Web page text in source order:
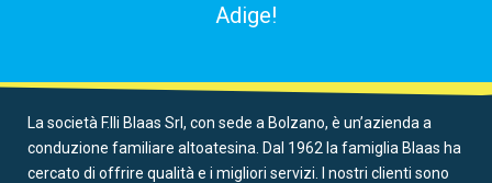
Adige!
La società F.lli Blaas Srl, con sede a Bolzano, è un’azienda a
conduzione familiare altoatesina. Dal 1962 la famiglia Blaas ha
cercato di offrire qualità e i migliori servizi. I nostri clienti sono